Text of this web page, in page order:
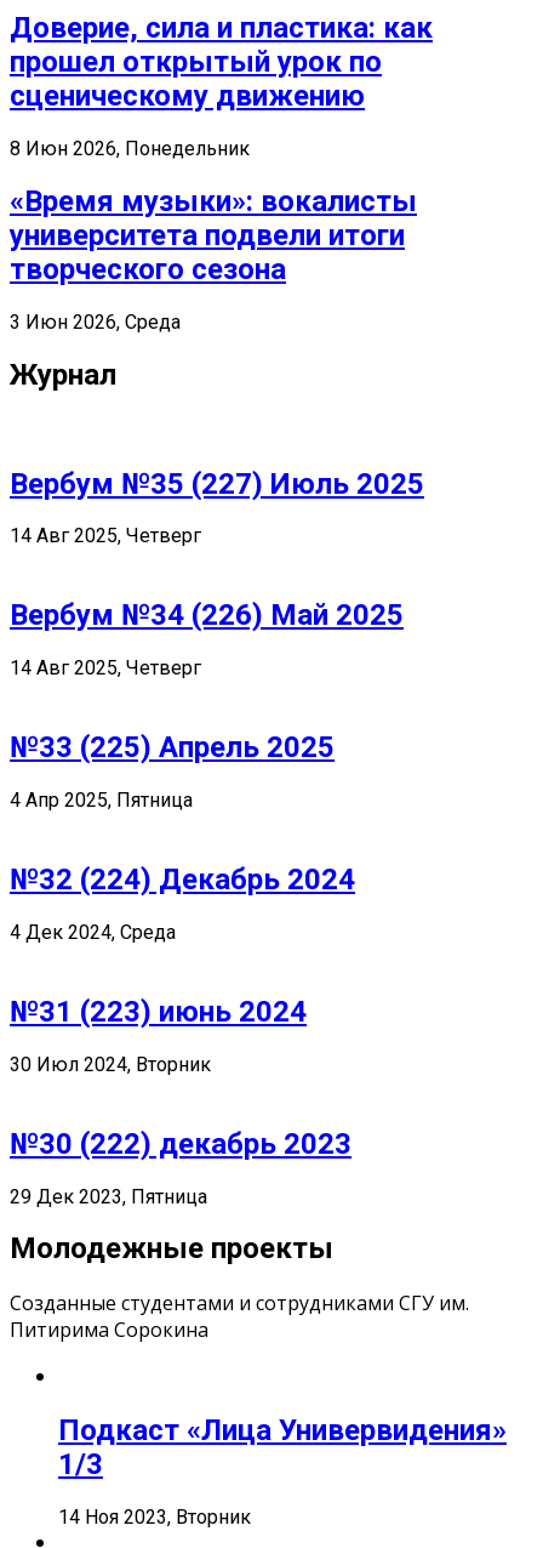
Доверие, сила и пластика: как
прошел открытый урок по
сценическому движению
8 Июн 2026, Понедельник
«Время музыки»: вокалисты
университета подвели итоги
творческого сезона
3 Июн 2026, Среда
Журнал
Вербум №35 (227) Июль 2025
14 Авг 2025, Четверг
Вербум №34 (226) Май 2025
14 Авг 2025, Четверг
№33 (225) Апрель 2025
4 Апр 2025, Пятница
№32 (224) Декабрь 2024
4 Дек 2024, Среда
№31 (223) июнь 2024
30 Июл 2024, Вторник
№30 (222) декабрь 2023
29 Дек 2023, Пятница
Молодежные проекты
Созданные студентами и сотрудниками СГУ им.
Питирима Сорокина
Подкаст «Лица Универвидения»
1/3
14 Ноя 2023, Вторник